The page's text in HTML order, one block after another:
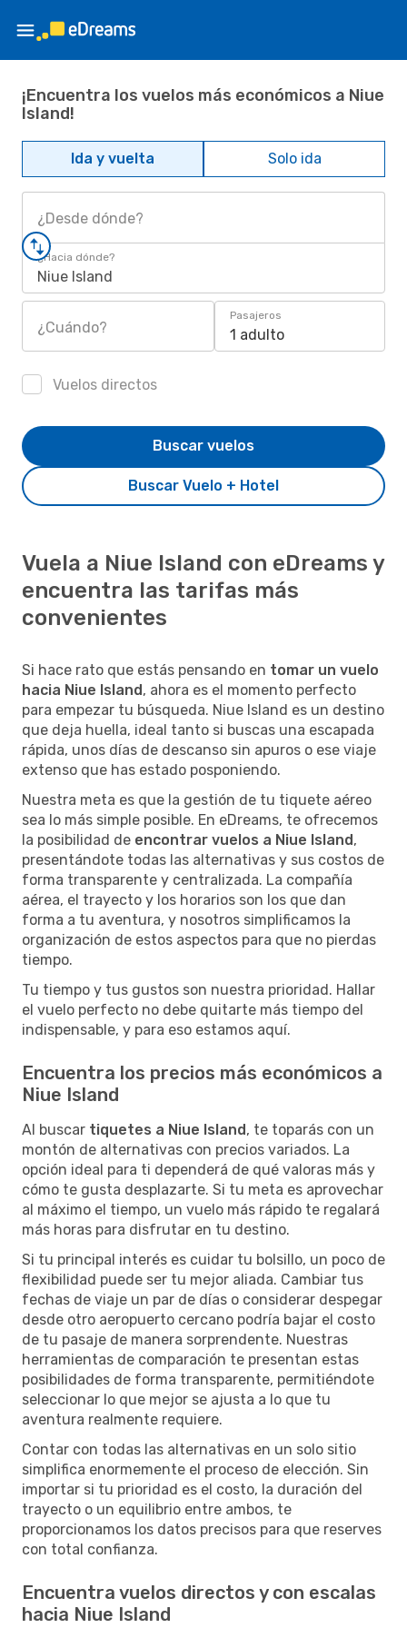
¡Encuentra los vuelos más económicos a Niue
Island!
Ida y vuelta Solo ida
¿Desde dónde?
¿Hacia dónde?
Niue Island
¿Cuándo?
Pasajeros
1 adulto
Vuelos directos
Buscar Vuelo + Hotel
Buscar vuelos
Vuela a Niue Island con eDreams y
encuentra las tarifas más
convenientes
Si hace rato que estás pensando en tomar un vuelo
hacia Niue Island, ahora es el momento perfecto
para empezar tu búsqueda. Niue Island es un destino
que deja huella, ideal tanto si buscas una escapada
rápida, unos días de descanso sin apuros o ese viaje
extenso que has estado posponiendo.
Nuestra meta es que la gestión de tu tiquete aéreo
sea lo más simple posible. En eDreams, te ofrecemos
la posibilidad de encontrar vuelos a Niue Island,
presentándote todas las alternativas y sus costos de
forma transparente y centralizada. La compañía
aérea, el trayecto y los horarios son los que dan
forma a tu aventura, y nosotros simplificamos la
organización de estos aspectos para que no pierdas
tiempo.
Tu tiempo y tus gustos son nuestra prioridad. Hallar
el vuelo perfecto no debe quitarte más tiempo del
indispensable, y para eso estamos aquí.
Encuentra los precios más económicos a
Niue Island
Al buscar tiquetes a Niue Island, te toparás con un
montón de alternativas con precios variados. La
opción ideal para ti dependerá de qué valoras más y
cómo te gusta desplazarte. Si tu meta es aprovechar
al máximo el tiempo, un vuelo más rápido te regalará
más horas para disfrutar en tu destino.
Si tu principal interés es cuidar tu bolsillo, un poco de
flexibilidad puede ser tu mejor aliada. Cambiar tus
fechas de viaje un par de días o considerar despegar
desde otro aeropuerto cercano podría bajar el costo
de tu pasaje de manera sorprendente. Nuestras
herramientas de comparación te presentan estas
posibilidades de forma transparente, permitiéndote
seleccionar lo que mejor se ajusta a lo que tu
aventura realmente requiere.
Contar con todas las alternativas en un solo sitio
simplifica enormemente el proceso de elección. Sin
importar si tu prioridad es el costo, la duración del
trayecto o un equilibrio entre ambos, te
proporcionamos los datos precisos para que reserves
con total confianza.
Encuentra vuelos directos y con escalas
hacia Niue Island